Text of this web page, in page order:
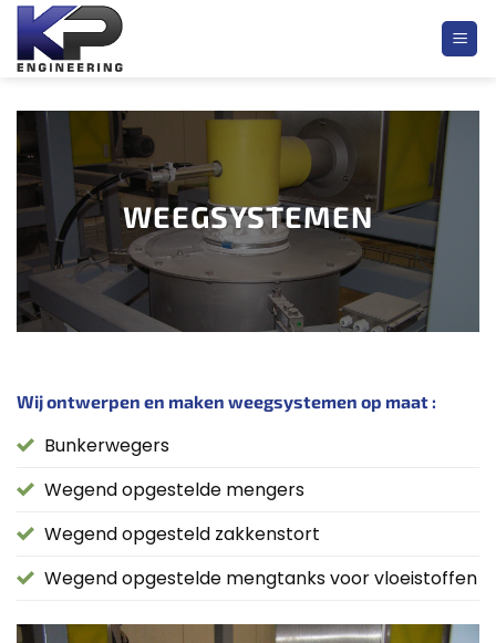
Ga
naar
inhoud
WEEGSYSTEMEN
Wij ontwerpen en maken weegsystemen op maat :
Bunkerwegers
Wegend opgestelde mengers
Wegend opgesteld zakkenstort
Wegend opgestelde mengtanks voor vloeistoffen